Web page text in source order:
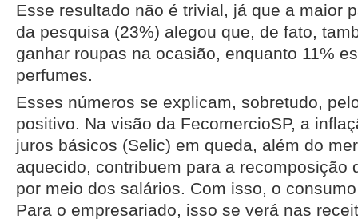
Esse resultado não é trivial, já que a maior
da pesquisa (23%) alegou que, de fato,
ganhar roupas na ocasião, enquanto 11%
perfumes.
Esses números se explicam, sobretudo,
positivo. Na visão da FecomercioSP, a
juros básicos (Selic) em queda, além do
aquecido, contribuem para a recomposição
por meio dos salários. Com isso, o
Para o empresariado, isso se verá nas